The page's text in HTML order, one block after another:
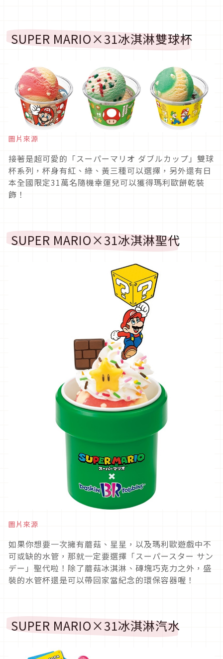
SUPER MARIO×31冰淇淋雙球杯
圖片來源
接著是超可愛的「スーパーマリオ ダブルカップ」雙球
杯系列，杯身有紅、綠、黃三種可以選擇，另外還有日
本全國限定31萬名隨機幸運兒可以獲得瑪利歐餅乾裝
飾！
SUPER MARIO×31冰淇淋聖代
圖片來源
如果你想要一次擁有蘑菇、星星，以及瑪利歐遊戲中不
可或缺的水管，那就一定要選擇「スーパースター サン
デー」聖代啦！除了蘑菇冰淇淋、磚塊巧克力之外，盛
裝的水管杯還是可以帶回家當紀念的環保容器喔！
SUPER MARIO×31冰淇淋汽水